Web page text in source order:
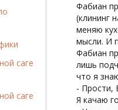
Фабиан
(клининг
меняю
мысли. И
Фабиан
лишь
что я
- Прости,
Я качаю
саге
саге